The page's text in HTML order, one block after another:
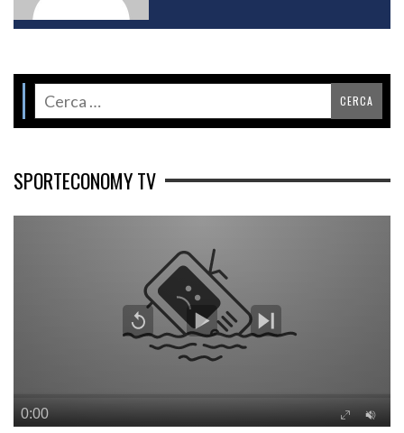
SPORTECONOMY TV